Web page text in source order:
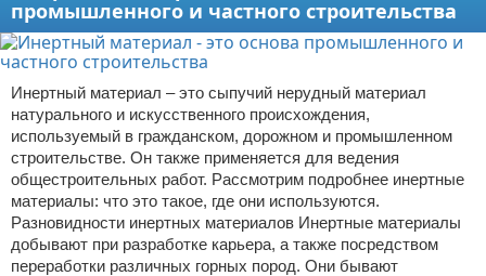
промышленного и частного строительства
Инертный материал – это сыпучий нерудный материал
натурального и искусственного происхождения,
используемый в гражданском, дорожном и промышленном
строительстве. Он также применяется для ведения
общестроительных работ. Рассмотрим подробнее инертные
материалы: что это такое, где они используются.
Разновидности инертных материалов Инертные материалы
добывают при разработке карьера, а также посредством
переработки различных горных пород. Они бывают